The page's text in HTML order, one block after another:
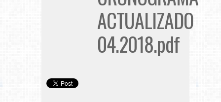
ACTUALIZADO
04.2018.pdf